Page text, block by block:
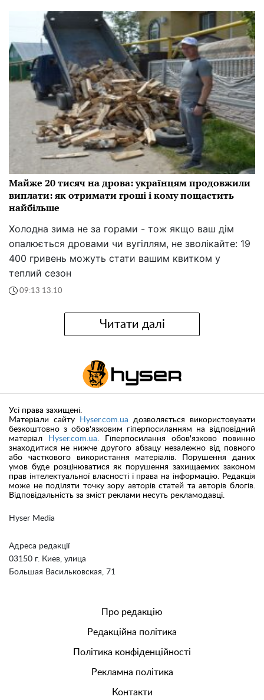
Майже 20 тисяч на дрова: українцям продовжили
виплати: як отримати гроші і кому пощастить
найбільше
Холодна зима не за горами - тож якщо ваш дім
опалюється дровами чи вугіллям, не зволікайте: 19
400 гривень можуть стати вашим квитком у
теплий сезон
09:13 13.10
Читати далі
Hyser Media
Адреса редакції
03150 г. Киев, улица
Большая Васильковская, 71
Усі права захищені.
Матеріали сайту
Hyser.com.ua дозволяється використовувати
безкоштовно з обов'язковим гіперпосиланням на відповідний
матеріал
Hyser.com.ua. Гіперпосилання обов'язково повинно
знаходитися не нижче другого абзацу незалежно від повного
або часткового використання матеріалів. Порушення даних
умов буде розцінюватися як порушення захищаемих законом
прав інтелектуальної власності і права на інформацію. Редакція
може не поділяти точку зору авторів статей та авторів блогів.
Відповідальність за зміст реклами несуть рекламодавці.
Про редакцію
Редакційна політика
Політика конфіденційності
Рекламна політика
Контакти